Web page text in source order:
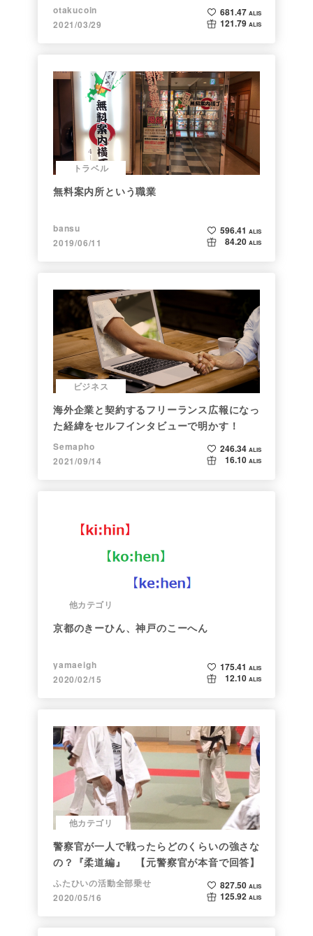
ト】
otakucoin
2021/03/29
681.47 ALIS
121.79 ALIS
トラベル
無料案内所という職業
bansu
2019/06/11
596.41 ALIS
84.20 ALIS
ビジネス
海外企業と契約するフリーランス広報になっ
た経緯をセルフインタビューで明かす！
Semapho
2021/09/14
246.34 ALIS
16.10 ALIS
他カテゴリ
京都のきーひん、神戸のこーへん
yamaeigh
2020/02/15
175.41 ALIS
12.10 ALIS
他カテゴリ
警察官が一人で戦ったらどのくらいの強さな
の？『柔道編』 【元警察官が本音で回答】
ふたひいの活動全部乗せ
2020/05/16
827.50 ALIS
125.92 ALIS